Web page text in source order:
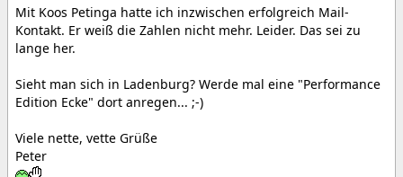
Mit Koos Petinga hatte ich inzwischen erfolgreich Mail-
Kontakt. Er weiß die Zahlen nicht mehr. Leider. Das sei zu
lange her.
Sieht man sich in Ladenburg? Werde mal eine "Performance
Edition Ecke" dort anregen... ;-)
Viele nette, vette Grüße
Peter